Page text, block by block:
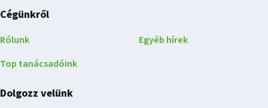
Cégünkről
Rólunk
Top tanácsadóink
Egyéb hírek
Dolgozz velünk